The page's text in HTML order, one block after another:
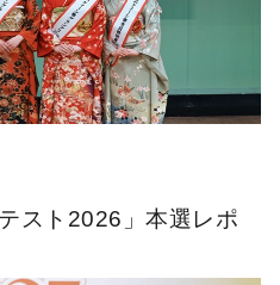
スト2026」本選レポ